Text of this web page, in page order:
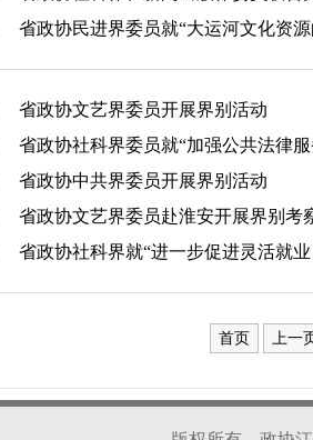
省政协民进界委员就“大运河文化资
省政协文艺界委员开展界别活动
省政协社科界委员就“加强公共法律
省政协中共界委员开展界别活动
省政协文艺界委员赴淮安开展界别考
省政协社科界就“进一步促进灵活就
首页 上一